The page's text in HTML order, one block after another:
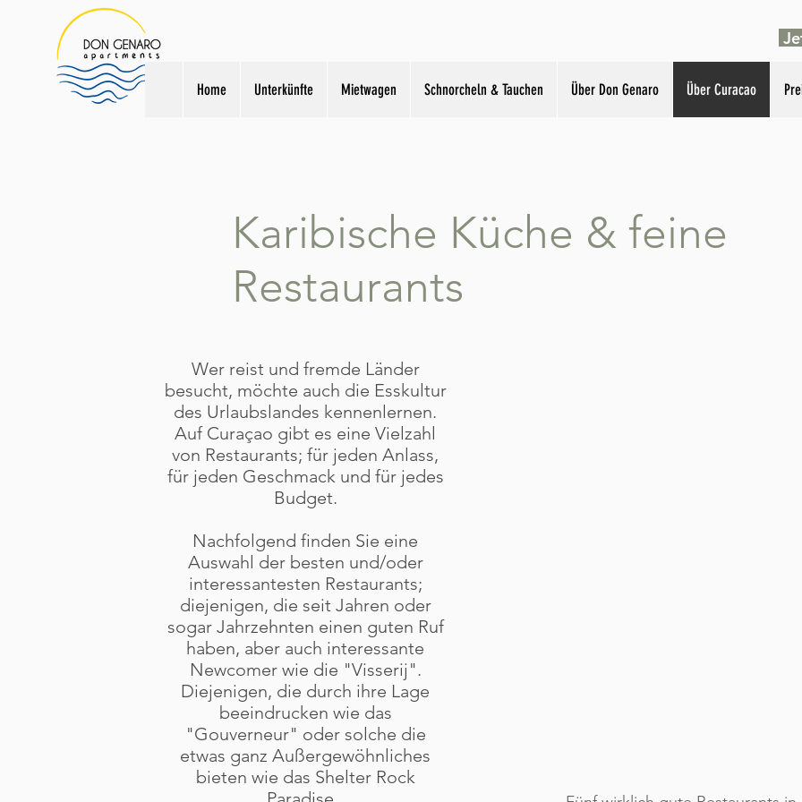
Home Unterkünfte Mietwagen Schnorcheln & Tauchen Über Don Genaro Über Curacao
Karibische Küche & feine
Restaurants
Wer reist und fremde Länder
besucht, möchte auch die Esskultur
des Urlaubslandes kennenlernen.
Auf Curaçao gibt es eine Vielzahl
von Restaurants; für jeden Anlass,
für jeden Geschmack und für jedes
Budget.
Nachfolgend finden Sie eine
Auswahl der besten und/oder
interessantesten Restaurants;
diejenigen, die seit Jahren oder
sogar Jahrzehnten einen guten Ruf
haben, aber auch interessante
Newcomer wie die "Visserij".
Diejenigen, die durch ihre Lage
beeindrucken wie das
"Gouverneur" oder solche die
etwas ganz Außergewöhnliches
bieten wie das Shelter Rock